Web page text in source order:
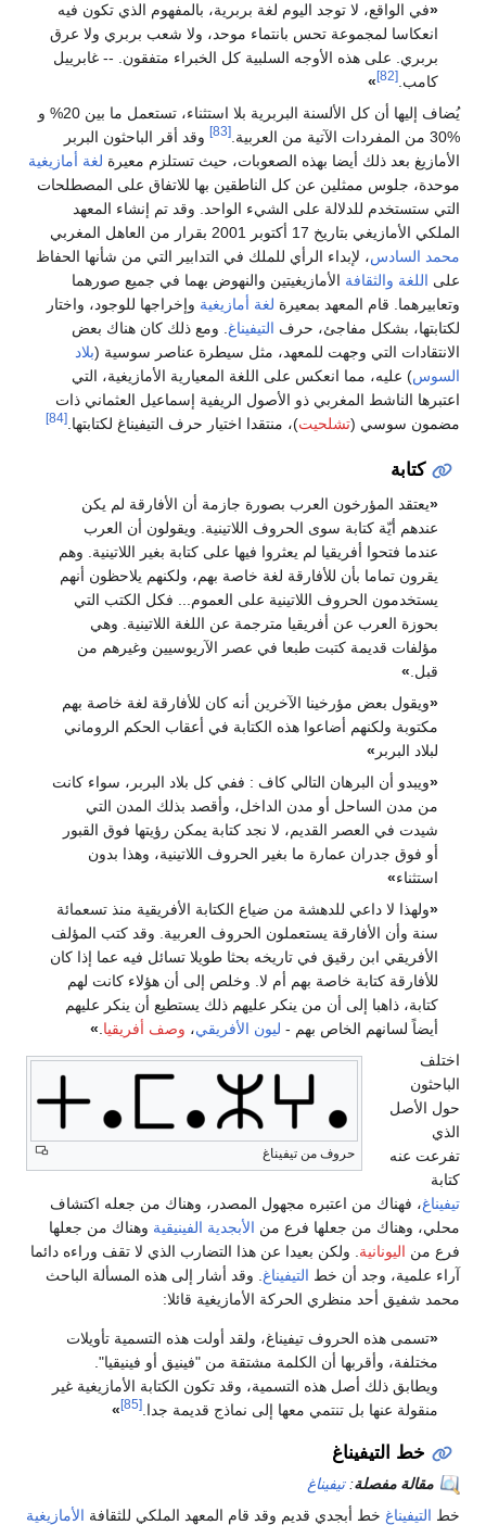
توجد اليوم لغة بربرية، بالمفهوم الذي تكون فيه
تحس بانتماء موحد، ولا شعب بربري ولا عرق
الأوجه السلبية كل الخبراء متفقون. -- غابرييل
يُضاف إليها أن كل الألسنة البربرية بلا استثناء، تستعمل ما بين 20% و
وقد أقر الباحثون البربر
أيضا بهذه الصعوبات، حيث تستلزم معيرةلغة أمازيغية
عن كل الناطقين بها للاتفاق على المصطلحات
على الشيء الواحد. وقد تم إنشاء المعهد
من العاهل المغربي
لإبداء الرأي للملك في التدابير التي من شأنها الحفاظ
الأمازيغيتين والنهوض بهما في جميع صورهما
بمعيرة
لغة أمازيغية وإخراجها للوجود، واختار
مفاجئ، حرفالتيفيناغ. ومع ذلك كان هناك بعض
وجهت للمعهد، مثل سيطرة عناصر سوسية (بلاد
انعكس على اللغة المعيارية الأمازيغية، التي
ذو الأصول الريفية إسماعيل العثماني ذات
تشلحيت)، منتقدا اختيار حرف التيفيناغ لكتابتها.
العرب بصورة جازمة أن الأفارقة لم يكن
سوى الحروف اللاتينية. ويقولون أن العرب
لم يعثروا فيها على كتابة بغير اللاتينية. وهم
للأفارقة لغة خاصة بهم، ولكنهم يلاحظون أنهم
اللاتينية على العموم... فكل الكتب التي
عن أفريقيا مترجمة عن اللغة اللاتينية. وهي
كتبت طبعا في عصر الآريوسيين وغيرهم من
الآخرين أنه كان للأفارقة لغة خاصة بهم
أضاعوا هذه الكتابة في أعقاب الحكم الروماني
التالي كاف : ففي كل بلاد البربر، سواء كانت
أو مدن الداخل، وأقصد بذلك المدن التي
القديم، لا نجد كتابة يمكن رؤيتها فوق القبور
عمارة ما بغير الحروف اللاتينية، وهذا بدون
للدهشة من ضياع الكتابة الأفريقية منذ تسعمائة
يستعملون الحروف العربية. وقد كتب المؤلف
رقيق في تاريخه بحثا طويلا تسائل فيه عما إذا كان
خاصة بهم أم لا. وخلص إلى أن هؤلاء كانت لهم
إلى أن من ينكر عليهم ذلك يستطيع أن ينكر عليهم
الخاص بهم -ليون الأفريقي ،وصف أفريقيا »
حروف من تيفيناغ
اعتبره مجهول المصدر، وهناك من جعله اكتشاف
جعلها فرع من الأبجدية الفينيقيةوهناك من جعلها
. ولكن بعيدا عن هذا التضارب الذي لا تقف وراءه دائما
أن خط التيفيناغ. وقد أشار إلى هذه المسألة الباحث
الحركة الأمازيغية قائلا:
تيفيناغ، ولقد أولت هذه التسمية تأويلات
أن الكلمة مشتقة من "فينيق أو فينيقيا".
هذه التسمية، وقد تكون الكتابة الأمازيغية غير
بل تنتمي معها إلى نماذج قديمة جدا.
»
تيفيناغ
قديم وقد قام المعهد الملكي للثقافةالأمازيغية